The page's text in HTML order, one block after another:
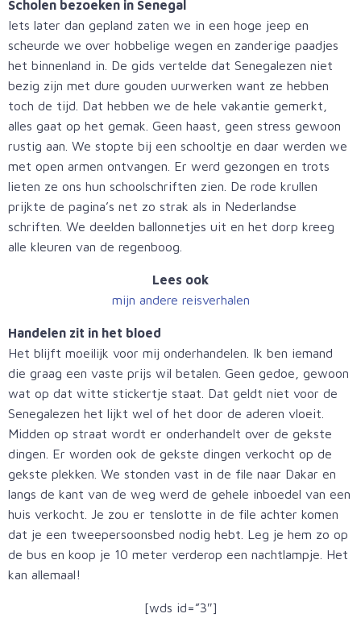
Scholen bezoeken in Senegal
Iets later dan gepland zaten we in een hoge jeep en
scheurde we over hobbelige wegen en zanderige paadjes
het binnenland in. De gids vertelde dat Senegalezen niet
bezig zijn met dure gouden uurwerken want ze hebben
toch de tijd. Dat hebben we de hele vakantie gemerkt,
alles gaat op het gemak. Geen haast, geen stress gewoon
rustig aan. We stopte bij een schooltje en daar werden we
met open armen ontvangen. Er werd gezongen en trots
lieten ze ons hun schoolschriften zien. De rode krullen
prijkte de pagina’s net zo strak als in Nederlandse
schriften. We deelden ballonnetjes uit en het dorp kreeg
alle kleuren van de regenboog.
Lees ook
mijn andere reisverhalen
Handelen zit in het bloed
Het blijft moeilijk voor mij onderhandelen. Ik ben iemand
die graag een vaste prijs wil betalen. Geen gedoe, gewoon
wat op dat witte stickertje staat. Dat geldt niet voor de
Senegalezen het lijkt wel of het door de aderen vloeit.
Midden op straat wordt er onderhandelt over de gekste
dingen. Er worden ook de gekste dingen verkocht op de
gekste plekken. We stonden vast in de file naar Dakar en
langs de kant van de weg werd de gehele inboedel van een
huis verkocht. Je zou er tenslotte in de file achter komen
dat je een tweepersoonsbed nodig hebt. Leg je hem zo op
de bus en koop je 10 meter verderop een nachtlampje. Het
kan allemaal!
[wds id=”3″]